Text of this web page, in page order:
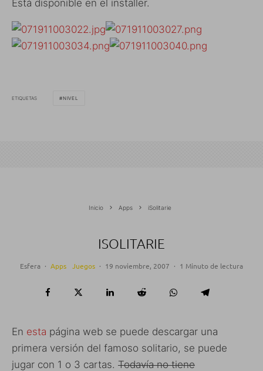
Está disponible en el installer.
ETIQUETAS NIVEL
Inicio Apps iSolitarie
ISOLITARIE
Esfera · Apps Juegos · 19 noviembre, 2007 · 1 Minuto de lectura
En esta página web se puede descargar una
primera versión del famoso solitario, se puede
jugar con 1 o 3 cartas. Todavía no tiene